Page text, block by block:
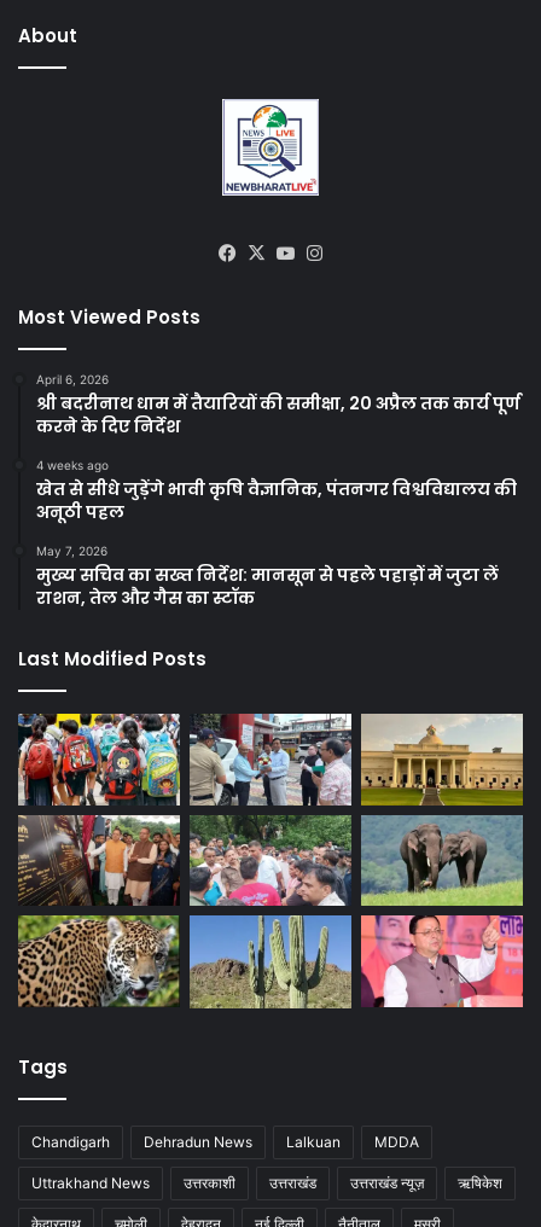
About
Facebook
X YouTube
Most Viewed Posts
April 6, 2026
श्री बदरीनाथ धाम में तैयारियों की समीक्षा, 20 अप्रैल तक कार्य पूर्ण
करने के दिए निर्देश
4 weeks ago
खेत से सीधे जुड़ेंगे भावी कृषि वैज्ञानिक, पंतनगर विश्वविद्यालय की
अनूठी पहल
May 7, 2026
मुख्य सचिव का सख्त निर्देश: मानसून से पहले पहाड़ों में जुटा लें
राशन, तेल और गैस का स्टॉक
Last Modified Posts
Tags
Chandigarh Dehradun News Lalkuan MDDA
Uttrakhand News उत्तरकाशी उत्तराखंड उत्तराखंड न्यूज़ ऋषिकेश